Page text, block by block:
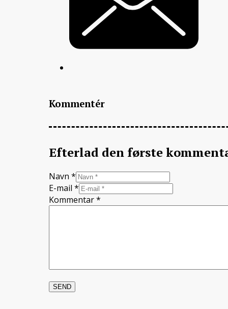
Kommentér
Efterlad den første
Navn *
E-mail *
Kommentar*